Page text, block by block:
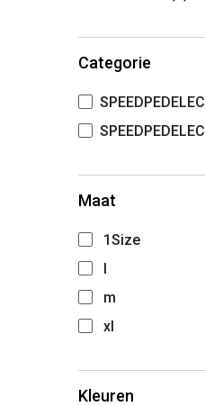
Categorie
SPEEDPEDELEC
SPEEDPEDELEC
Maat
1Size
l
m
xl
Kleuren